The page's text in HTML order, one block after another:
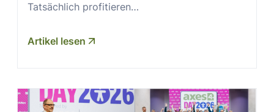
Tatsächlich profitieren…
Artikel lesen